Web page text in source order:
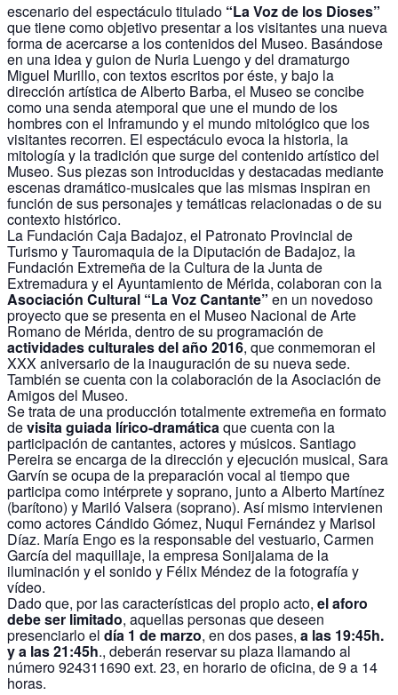
escenario del espectáculo titulado “La Voz de los Dioses”
que tiene como objetivo presentar a los visitantes una nueva
forma de acercarse a los contenidos del Museo. Basándose
en una idea y guion de Nuria Luengo y del dramaturgo
Miguel Murillo, con textos escritos por éste, y bajo la
dirección artística de Alberto Barba, el Museo se concibe
como una senda atemporal que une el mundo de los
hombres con el Inframundo y el mundo mitológico que los
visitantes recorren. El espectáculo evoca la historia, la
mitología y la tradición que surge del contenido artístico del
Museo. Sus piezas son introducidas y destacadas mediante
escenas dramático-musicales que las mismas inspiran en
función de sus personajes y temáticas relacionadas o de su
contexto histórico.
La Fundación Caja Badajoz, el Patronato Provincial de
Turismo y Tauromaquia de la Diputación de Badajoz, la
Fundación Extremeña de la Cultura de la Junta de
Extremadura y el Ayuntamiento de Mérida, colaboran con la
Asociación Cultural “La Voz Cantante” en un novedoso
proyecto que se presenta en el Museo Nacional de Arte
Romano de Mérida, dentro de su programación de
actividades culturales del año 2016, que conmemoran el
XXX aniversario de la inauguración de su nueva sede.
También se cuenta con la colaboración de la Asociación de
Amigos del Museo.
Se trata de una producción totalmente extremeña en formato
devisita guiada lírico-dramáticaque cuenta con la
participación de cantantes, actores y músicos. Santiago
Pereira se encarga de la dirección y ejecución musical, Sara
Garvín se ocupa de la preparación vocal al tiempo que
participa como intérprete y soprano, junto a Alberto Martínez
(barítono) y Mariló Valsera (soprano). Así mismo intervienen
como actores Cándido Gómez, Nuqui Fernández y Marisol
Díaz. María Engo es la responsable del vestuario, Carmen
García del maquillaje, la empresa Sonijalama de la
iluminación y el sonido y Félix Méndez de la fotografía y
vídeo.
Dado que, por las características del propio acto, el aforo
debe ser limitado, aquellas personas que deseen
presenciarlo el día 1 de marzo, en dos pases, a las 19:45h.
y a las 21:45h., deberán reservar su plaza llamando al
número 924311690 ext. 23, en horario de oficina, de 9 a 14
horas.